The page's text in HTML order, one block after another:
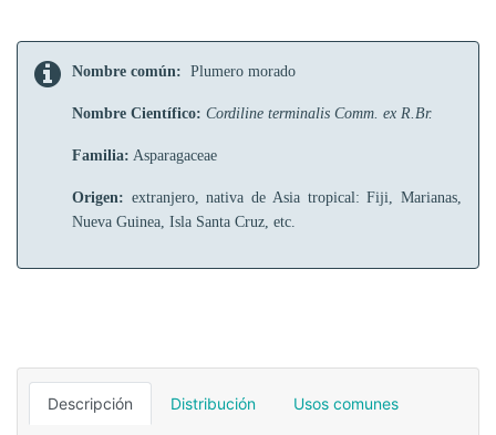
Nombre común: Plumero morado
Nombre Científico: Cordiline terminalis Comm. ex R.Br.
Familia: Asparagaceae
Origen: extranjero, nativa de Asia tropical: Fiji, Marianas,
Nueva Guinea, Isla Santa Cruz, etc.
Descripción Distribución Usos comunes